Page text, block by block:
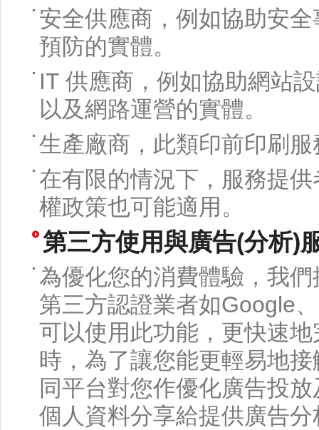
安全供應商，例如協助安
預防的實體。
IT 供應商，例如協助網站
以及網路運營的實體。
生產廠商，此類印前印刷服
在有限的情況下，服務提
權政策也可能適用。
第三方使用與廣告(分析)
為優化您的消費體驗，我
第三方認證業者如Google
可以使用此功能，更快速
時，為了讓您能更輕易地
同平台對您作優化廣告投
個人資料分享給提供廣告